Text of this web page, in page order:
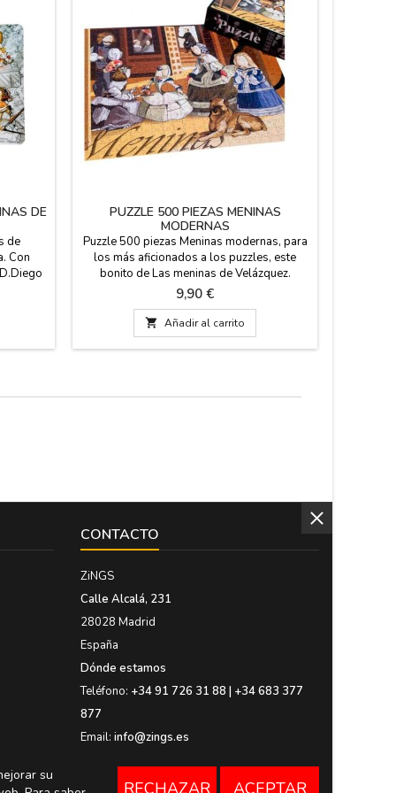
DE
de
Con
PUZZLE 500 PIEZAS MENINAS
MODERNAS
Puzzle 500 piezas Meninas modernas, para
los más aficionados a los puzzles, este
bonito de Las meninas de Velázquez.
Medida : 48 x 0 x 32cms
Precio
9,90 €
 Añadir al carrito
CONTACTO
ZiNGS
Calle Alcalá, 231
28028 Madrid
España
Dónde estamos
Teléfono: +34 91 726 31 88 | +34 683 377
877
Email: info@zings.es
su
RECHAZAR ACEPTAR